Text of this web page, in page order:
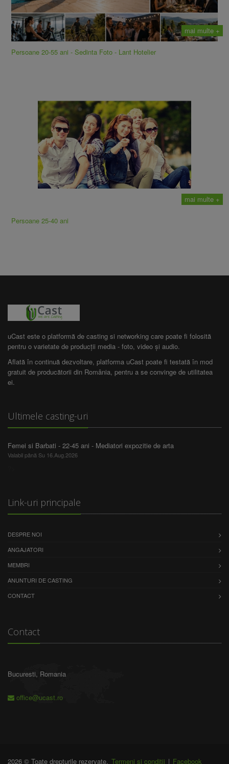
mai multe +
Persoane 20-55 ani - Sedinta Foto - Lant Hotelier
mai multe +
Persoane 25-40 ani
uCast este o platformă de casting si networking care poate fi folosită
pentru o varietate de producții media - foto, video și audio.
Aflată în continuă dezvoltare, platforma uCast poate fi testată în mod
gratuit de producătorii din România, pentru a se convinge de utilitatea
ei.
Ultimele casting-uri
Femei si Barbati - 22-45 ani - Mediatori expozitie de arta
Valabil până Su 16.Aug.2026
Link-uri principale
DESPRE NOI
ANGAJATORI
MEMBRI
ANUNTURI DE CASTING
CONTACT
Contact
Bucuresti, Romania
office@ucast.ro
2026 © Toate drepturile rezervate. Termeni și condiții | Facebook